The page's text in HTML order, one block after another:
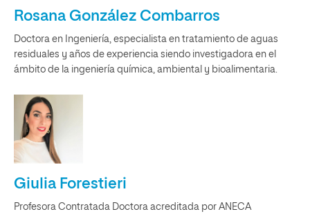
Rosana González Combarros
Doctora en Ingeniería, especialista en tratamiento de aguas
residuales y años de experiencia siendo investigadora en el
ámbito de la ingeniería química, ambiental y bioalimentaria.
Giulia Forestieri
Profesora Contratada Doctora acreditada por ANECA